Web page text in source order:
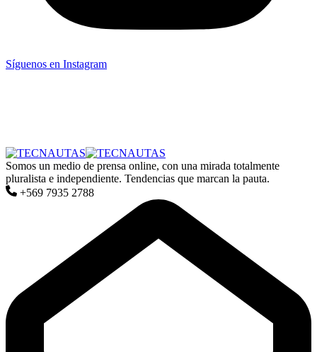
Síguenos en Instagram
Somos un medio de prensa online, con una mirada totalmente
pluralista e independiente. Tendencias que marcan la pauta.
+569 7935 2788